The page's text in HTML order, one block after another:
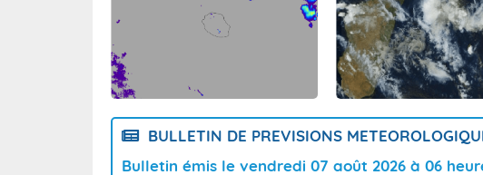
BULLETIN DE PREVISIONS
Bulletin émis le vendredi 07 août 2026 à 06